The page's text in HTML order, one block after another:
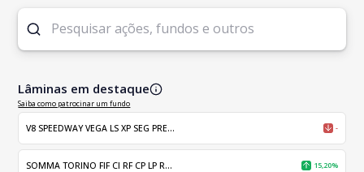
Lâminas em destaque
Saiba como patrocinar um fundo
V8 SPEEDWAY VEGA LS XP SEG PRE... -
SOMMA TORINO FIF CI RF CP LP R... 15,20%